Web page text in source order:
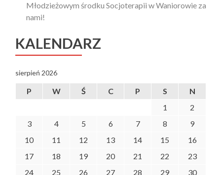
Młodzieżowym środku Socjoterapii w Waniorowie za
nami!
KALENDARZ
sierpień 2026
P W Ś C P S
N
1
2
3
4 5 6 7 8
9
10
11 12 13 14 15
16
17
18 19 20 21 22
23
24
25 26 27 28 29
30